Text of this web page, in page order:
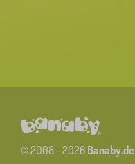
© 2008 - 2026 Banaby.de